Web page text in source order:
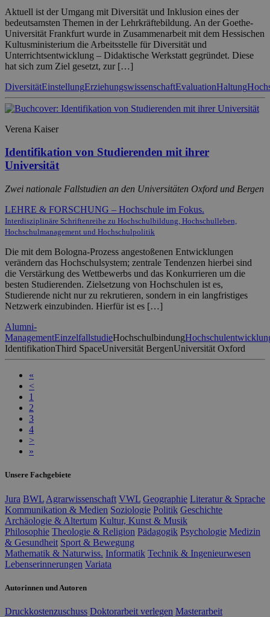
Aktuell ist der Umgang mit Diversität und Inklusion eines der
bedeutsamsten Themen in der Lehrkräftebildung. An der Goethe-
Universität Frankfurt wurde in Zusammenarbeit mit dem Hessischen
Kultusministerium die Arbeitsstelle für Diversität und
Unterrichtsentwicklung – Didaktische Werkstatt gegründet. Diese
hat sich zum Ziel gesetzt, zur […]
DiversitätEinstellungErziehungswissenschaftEvaluationHaltung
Verena Kaiser
Identifikation von Studierenden mit ihrer
Universität
Zwei nationale Fallstudien an den Universitäten Oxford und Bergen
LEHRE & FORSCHUNG – Hochschule im Fokus.
Interdisziplinäre Schriftenreihe zu Hochschulbildung, Hochschulleben,
Hochschulmanagement und Hochschulpolitik
Die mit dem Bologna-Prozess angestoßenen Entwicklungen
verändern das Hochschulsystem; zentrale Tendenzen hierbei sind
die Verstärkung des Wettbewerbs und das Konkurrieren um die
besten Studierenden. Zielsetzung von Hochschulen ist es,
Studierende nicht nur zu rekrutieren, sondern in ein langfristiges
Netzwerk einzubinden. Hierfür ist es […]
Alumni-
ManagementEinzelfallstudieHochschulbindung
IdentifikationThird SpaceUniversität BergenUniversität Oxford
«
<
1
2
3
4
>
»
Unsere Fachgebiete
Jura BWL Agrarwissenschaft VWL Geographie Literatur & Sprache
Kommunikation & Medien Soziologie Politik Geschichte
Archäologie & Altertum Kultur, Kunst & Musik
Philosophie Theologie & Religion Pädagogik Psychologie Medizin
& Gesundheit Sport & Bewegung
Mathematik & Naturwiss. Informatik Technik & Ingenieurwesen
Lebenserinnerungen Variata
Autorinnen und Autoren
Druckkostenzuschuss Doktorarbeit verlegen Masterarbeit